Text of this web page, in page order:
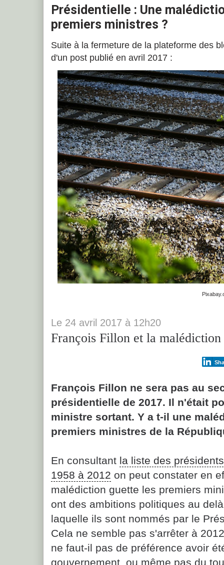
Présidentielle : Une
premiers ministres ?
Suite à la fermeture de la plateforme des
d'un post publié en avril 2017 :
Le 24 avril 2017 à 12h20
François Fillon et la
François Fillon ne sera pas au
présidentielle de 2017. Il n'était
ministre sortant. Y a t-il une
premiers ministres de la
En consultant la liste des
1958 à 2012 on peut constater en
malédiction guette les premiers
ont des ambitions politiques au
laquelle ils sont nommés par le
Cela ne semble pas s'arrêter à
ne faut-il pas de préférence avoir
gouvernement, ou même pas du